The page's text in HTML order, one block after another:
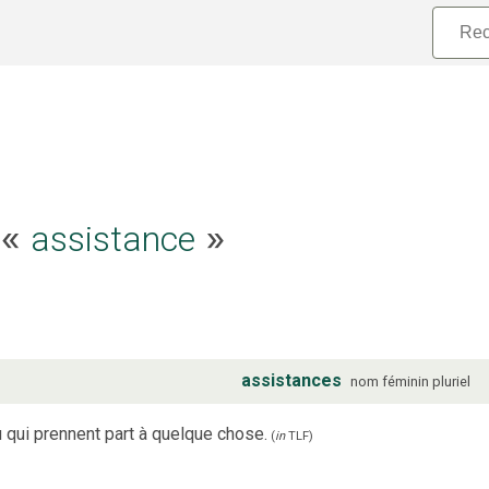
assistance »
assistances nom féminin pluriel
prennent part à quelque chose. (inTLF)